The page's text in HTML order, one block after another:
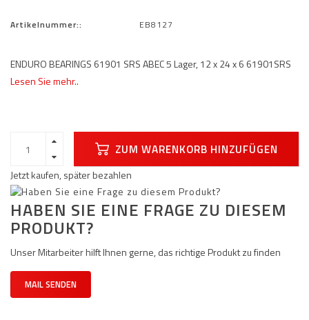
Artikelnummer:: EB8127
ENDURO BEARINGS 61901 SRS ABEC 5 Lager, 12 x 24 x 6 61901SRS
Lesen Sie mehr..
ZUM WARENKORB HINZUFÜGEN
Jetzt kaufen, später bezahlen
HABEN SIE EINE FRAGE ZU DIESEM
PRODUKT?
Unser Mitarbeiter hilft Ihnen gerne, das richtige Produkt zu finden
MAIL SENDEN